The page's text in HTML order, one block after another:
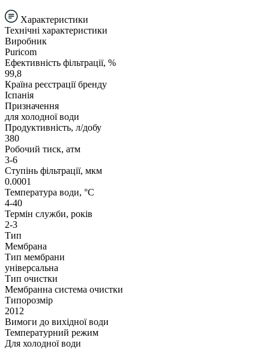
Характеристики
Технічні характеристики
Виробник
Puricom
Ефективність фільтрації, %
99,8
Країна реєстрації бренду
Іспанія
Призначення
для холодної води
Продуктивність, л/добу
380
Робочий тиск, атм
3-6
Ступінь фільтрації, мкм
0.0001
Температура води, °С
4-40
Термін служби, років
2-3
Тип
Мембрана
Тип мембрани
універсальна
Тип очистки
Мембранна система очистки
Типорозмір
2012
Вимоги до вихідної води
Температурний режим
Для холодної води